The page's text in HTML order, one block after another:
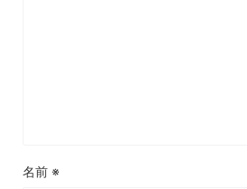
名前 ※